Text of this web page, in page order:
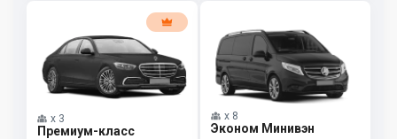
x 3
Премиум-класс
x 8
Эконом Минивэн